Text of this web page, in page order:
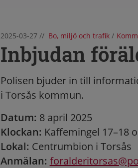
2025-03-27 // Bo, miljö och trafik /
Inbjudan
Polisen bjuder in till
i Torsås kommun.
Datum: 8 april 2025
Klockan: Kaffemingel 17–18
Lokal: Centrumbion i Torsås
Anmälan: